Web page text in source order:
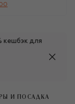
кешбэк для
И ПОСАДКА